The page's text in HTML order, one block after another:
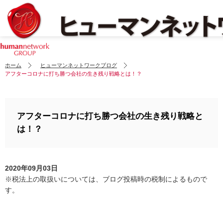
ホーム
ヒューマンネットワークブログ
アフターコロナに打ち勝つ会社の生き残り戦略とは！？
アフターコロナに打ち勝つ会社の生き残り戦略と
は！？
2020年09月03日
※税法上の取扱いについては、ブログ投稿時の税制によるもので
す。